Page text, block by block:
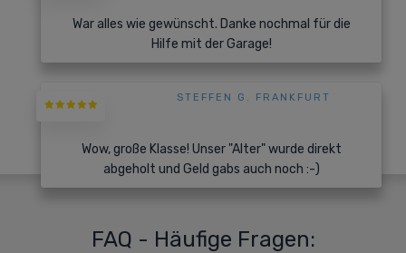
War alles wie gewünscht. Danke nochmal für die
Hilfe mit der Garage!
STEFFEN G. FRANKFURT
Wow, große Klasse! Unser "Alter" wurde direkt
abgeholt und Geld gabs auch noch :-)
FAQ - Häufige Fragen: